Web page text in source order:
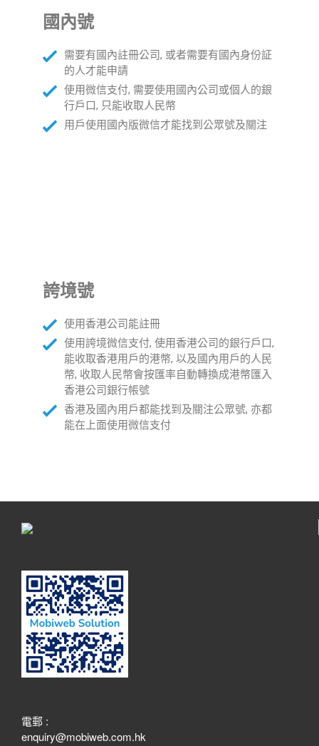
國內號
需要有國內註冊公司, 或者需要有國內身份証
的人才能申請
使用微信支付, 需要使用國內公司或個人的銀
行戶口, 只能收取人民幣
用戶使用國內版微信才能找到公眾號及關注
誇境號
使用香港公司能註冊
使用誇境微信支付, 使用香港公司的銀行戶口,
能收取香港用戶的港幣, 以及國內用戶的人民
幣, 收取人民幣會按匯率自動轉換成港幣匯入
香港公司銀行帳號
香港及國內用戶都能找到及關注公眾號, 亦都
能在上面使用微信支付
電郵 :
enquiry@mobiweb.com.hk